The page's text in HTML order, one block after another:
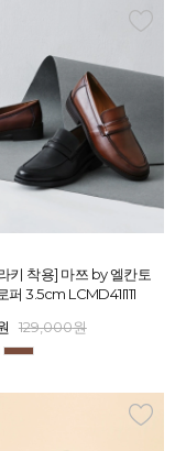
제이 착용] 인텐스 by 엘
래식 스니커즈 3cm LC
129,000원
키 착용] 마쯔 by 엘칸토
퍼 3.5cm LCMD41I111
129,000원
] 마쯔 by 엘칸토 남성 캐
블 로퍼 2cm LCMC93M
159,000원
토 남성 캐주얼 더비 슈
129,000원
제이 착용] 인텐스 by 엘
래식 스니커즈 3cm LC
129,000원
키 착용] 마쯔 by 엘칸토
퍼 3.5cm LCMD41I111
129,000원